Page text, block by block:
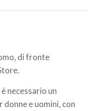
di fronte
necessario un
e uomini, con